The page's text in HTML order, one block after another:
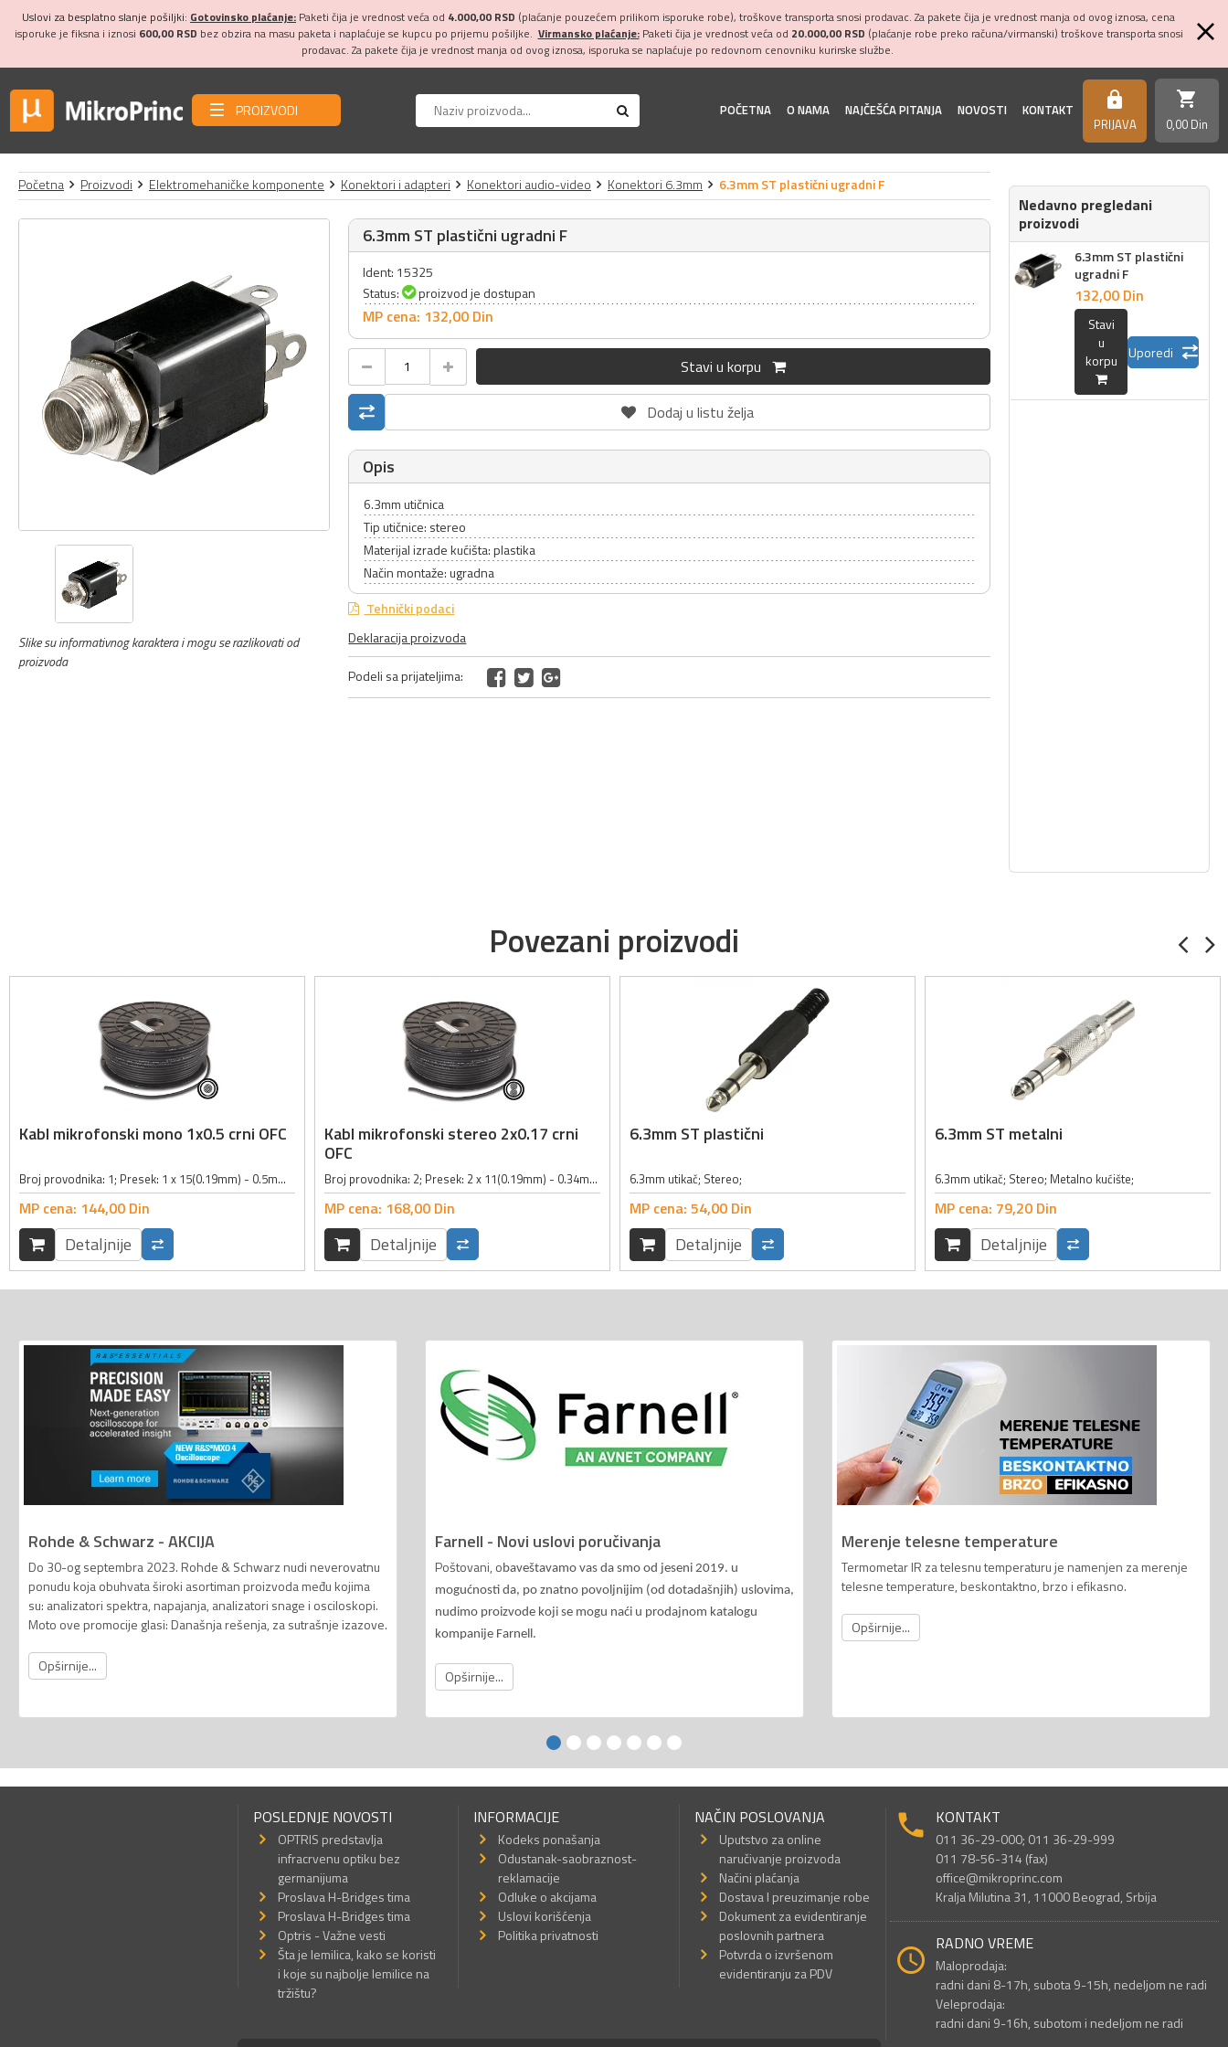
Uslovi za besplatno slanje pošiljki: Gotovinsko plaćanje: Paketi čija je vrednost veća od 4.000,00 RSD (plaćanje pouzećem prilikom isporuke robe), troškove transporta snosi prodavac. Za pakete čija je vrednost manja od ovog iznosa, cena
isporuke je fiksna i iznosi 600,00 RSD bez obzira na masu paketa i naplaćuje se kupcu po prijemu pošiljke. Virmansko plaćanje:Paketi čija je vrednost veća od 20.000,00 RSD (plaćanje robe preko računa/virmanski) troškove transporta snosi
prodavac. Za pakete čija je vrednost manja od ovog iznosa, isporuka se naplaćuje po redovnom cenovniku kurirske službe.
PROIZVODI POČETNA O NAMA NAJČEŠĆA PITANJA NOVOSTI KONTAKT https
PRIJAVA
shopping_cart
0,00 Din
Početna Proizvodi Elektromehaničke komponente Konektori i adapteri Konektori audio-video Konektori 6.3mm 6.3mm ST plastični ugradni F
Slike su informativnog karaktera i mogu se razlikovati od
proizvoda
6.3mm ST plastični ugradni F
Ident: 15325
Status:
proizvod je dostupan
MP cena: 132,00 Din
Stavi u korpu
Dodaj u listu želja
Opis
6.3mm utičnica
Tip utičnice: stereo
Materijal izrade kućišta: plastika
Način montaže: ugradna
Tehnički podaci
Deklaracija proizvoda
Podeli sa prijateljima:
Nedavno pregledani
proizvodi
6.3mm ST plastični
ugradni F
132,00 Din
Stavi
u
korpu
Uporedi
Povezani proizvodi
Kabl mikrofonski mono 1x0.5 crni OFC
Broj provodnika: 1; Presek: 1 x 15(0.19mm) - 0.5mm²; Unutrašnje opletanje provodnika: 0.12mm x 32; OFC(Oxygene Free Cable) kabl; Spoljni prečnik: 6mm; Boja: crna;
MP cena: 144,00 Din
Detaljnije
Kabl mikrofonski stereo 2x0.17 crni
OFC
Broj provodnika: 2; Presek: 2 x 11(0.19mm) - 0.34mm²; Unutrašnje opletanje provodnika: 0.12mm x 61; OFC(Oxygene Free Cable) kabl; Spoljni prečnik: 6mm; Boja: crna;
MP cena: 168,00 Din
Detaljnije
6.3mm ST plastični
6.3mm utikač; Stereo;
MP cena: 54,00 Din
Detaljnije
6.3mm ST metalni
6.3mm utikač; Stereo; Metalno kućište;
MP cena: 79,20 Din
Detaljnije
Rohde & Schwarz - AKCIJA
Do 30-og septembra 2023. Rohde & Schwarz nudi neverovatnu
ponudu koja obuhvata široki asortiman proizvoda među kojima
su: analizatori spektra, napajanja, analizatori snage i osciloskopi.
Moto ove promocije glasi: Današnja rešenja, za sutrašnje izazove.
Opširnije...
Farnell - Novi uslovi poručivanja
Poštovani, o baveštavamo vas da smo od jeseni 2019. u
mogućnosti da, po znatno povoljnijim (od dotadašnjih) uslovima,
nudimo proizvode koji se mogu naći u prodajnom katalogu
kompanije Farnell.
Opširnije...
Merenje telesne temperature
Termometar IR za telesnu temperaturu je namenjen za merenje
telesne temperature, beskontaktno, brzo i efikasno.
Opširnije...
POSLEDNJE NOVOSTI
OPTRIS predstavlja
infracrvenu optiku bez
germanijuma
Proslava H-Bridges tima
Proslava H-Bridges tima
Optris - Važne vesti
Šta je lemilica, kako se koristi
i koje su najbolje lemilice na
tržištu?
INFORMACIJE
Kodeks ponašanja
Odustanak-saobraznost-
reklamacije
Odluke o akcijama
Uslovi korišćenja
Politika privatnosti
NAČIN POSLOVANJA
Uputstvo za online
naručivanje proizvoda
Načini plaćanja
Dostava I preuzimanje robe
Dokument za evidentiranje
poslovnih partnera
Potvrda o izvršenom
evidentiranju za PDV
KONTAKT
011 36-29-000; 011 36-29-999
011 78-56-314 (fax)
office@mikroprinc.com
Kralja Milutina 31, 11000 Beograd, Srbija
RADNO VREME
Maloprodaja:
radni dani 8-17h, subota 9-15h, nedeljom ne radi
Veleprodaja:
radni dani 9-16h, subotom i nedeljom ne radi